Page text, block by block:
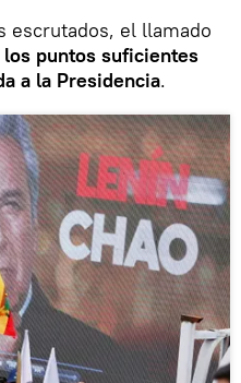
escrutados, el llamado
los puntos suficientes
a la Presidencia.